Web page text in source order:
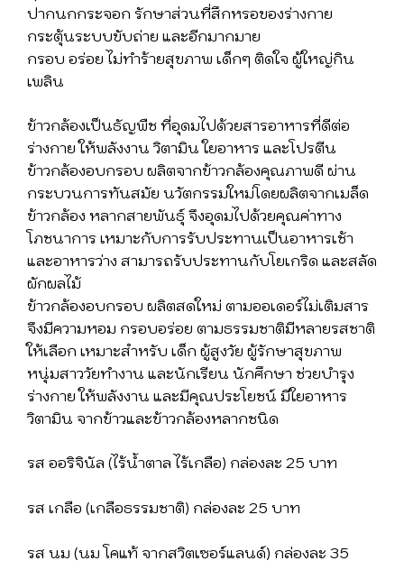
ปากนกกระจอก รักษาส่วนที่สึกหรอของร่างกาย
กระตุ้นระบบขับถ่าย และอีกมากมาย
กรอบ อร่อย ไม่ทำร้ายสุขภาพ เด็กๆ ติดใจ ผู้ใหญ่กิน
เพลิน
ข้าวกล้องเป็นธัญพืช ที่อุดมไปด้วยสารอาหารที่ดีต่อ
ร่างกาย ให้พลังงาน วิตามิน ใยอาหาร และโปรตีน
ข้าวกล้องอบกรอบ ผลิตจากข้าวกล้องคุณภาพดี ผ่าน
กระบวนการทันสมัย นวัตกรรมใหม่โดยผลิตจากเมล็ด
ข้าวกล้อง หลากสายพันธุ์ จึงอุดมไปด้วยคุณค่าทาง
โภชนาการ เหมาะกับการรับประทานเป็นอาหารเช้า
และอาหารว่าง สามารถรับประทานกับโยเกริด และสลัด
ผักผลไม้
ข้าวกล้องอบกรอบ ผลิตสดใหม่ ตามออเดอร์ไม่เติมสาร
จึงมีความหอม กรอบอร่อย ตามธรรมชาติมีหลายรสชาติ
ให้เลือก เหมาะสำหรับ เด็ก ผู้สูงวัย ผู้รักษาสุขภาพ
หนุ่มสาววัยทำงาน และนักเรียน นักศึกษา ช่วยบำรุง
ร่างกาย ให้พลังงาน และมีคุณประโยชน์ มีใยอาหาร
วิตามิน จากข้าวและข้าวกล้องหลากชนิด
รส ออริจินัล (ไร้น้ำตาล ไร้เกลือ) กล่องละ 25 บาท
รส เกลือ (เกลือธรรมชาติ) กล่องละ 25 บาท
รส นม (นม โคแท้ จากสวิตเซอร์แลนด์) กล่องละ 35